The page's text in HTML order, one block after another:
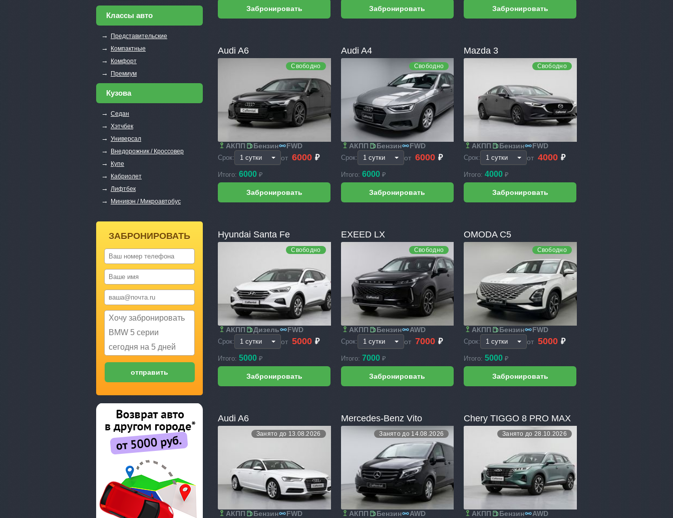
Классы авто
→ Представительские
→ Компактные
→ Комфорт
→ Премиум
Кузова
→ Седан
→ Хэтчбек
→ Универсал
→ Внедорожник / Кроссовер
→ Купе
→ Кабриолет
→ Лифтбек
→ Минивэн / Микроавтобус
ЗАБРОНИРОВАТЬ
Audi A6
Свободно
АКПП Бензин FWD
Срок: от 6000 ₽
Итого: 6000 ₽
Audi A4
Свободно
АКПП Бензин FWD
Срок: от 6000 ₽
Итого: 6000 ₽
Mazda 3
Свободно
АКПП Бензин FWD
Срок: от 4000 ₽
Итого:4000 ₽
Hyundai Santa Fe
Свободно
АКПП Дизель FWD
Срок: от 5000 ₽
Итого: 5000 ₽
EXEED LX
Свободно
АКПП Бензин AWD
Срок: от 7000 ₽
Итого: 7000 ₽
OMODA C5
Свободно
АКПП Бензин FWD
Срок: от 5000 ₽
Итого:5000 ₽
Audi A6
Занято до 13.08.2026
АКПП Бензин FWD
Mercedes-Benz Vito
Занято до 14.08.2026
АКПП Бензин AWD
Chery TIGGO 8 PRO MAX
Занято до 28.10.2026
АКПП Бензин AWD